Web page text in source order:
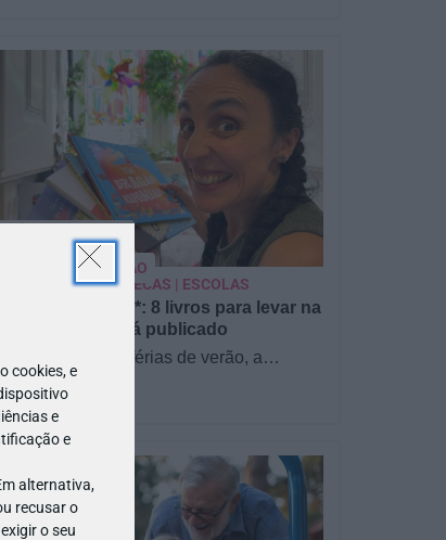
cookies, e
e
e
alternativa,
recusar o
o seu
Pré-visualização*: 8 livros para levar na
mala de férias - já publicado
Para celebrar as férias de verão, a
Estrelas & Ouriços fez uma parceria com
a Sofia Vieira, da livraria…
PARA BEBÉS
PRÉ-VISUALIZAÇÃO
CONTOS E BIBLIOTECAS | ESCOLAS